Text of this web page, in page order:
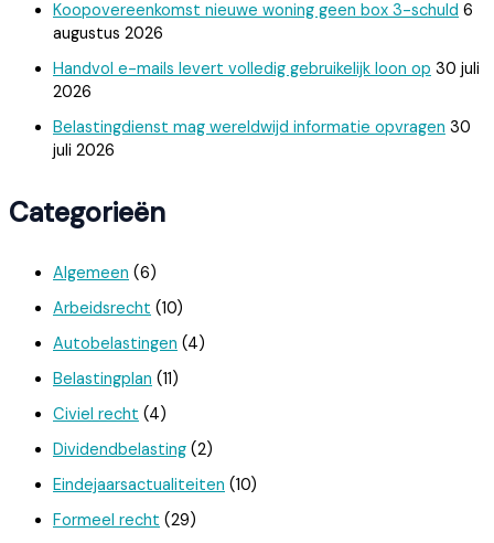
Koopovereenkomst nieuwe woning geen box 3-schuld 6
augustus 2026
Handvol e-mails levert volledig gebruikelijk loon op 30 juli
2026
Belastingdienst mag wereldwijd informatie opvragen 30
juli 2026
Categorieën
Algemeen (6)
Arbeidsrecht (10)
Autobelastingen (4)
Belastingplan (11)
Civiel recht (4)
Dividendbelasting (2)
Eindejaarsactualiteiten (10)
Formeel recht (29)